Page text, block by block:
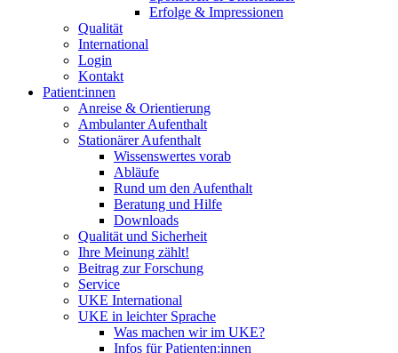
Erfolge & Impressionen
Qualität
International
Login
Kontakt
Patient:innen
Anreise & Orientierung
Ambulanter Aufenthalt
Stationärer Aufenthalt
Wissenswertes vorab
Abläufe
Rund um den Aufenthalt
Beratung und Hilfe
Downloads
Qualität und Sicherheit
Ihre Meinung zählt!
Beitrag zur Forschung
Service
UKE International
UKE in leichter Sprache
Was machen wir im UKE?
Infos für Patienten:innen